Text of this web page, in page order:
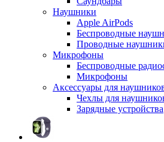
Наушники
Apple AirPods
Беспроводные
Проводные
Микрофоны
Беспроводные
Микрофоны
Аксессуары для
Чехлы для
Зарядные устройства